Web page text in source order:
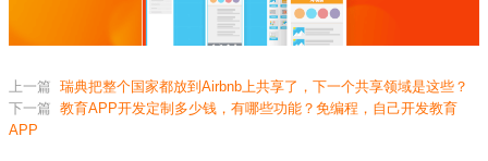
上一篇 瑞典把整个国家都放到Airbnb上共享了，下一个共享领域是这些？
下一篇 教育APP开发定制多少钱，有哪些功能？免编程，自己开发教育
APP